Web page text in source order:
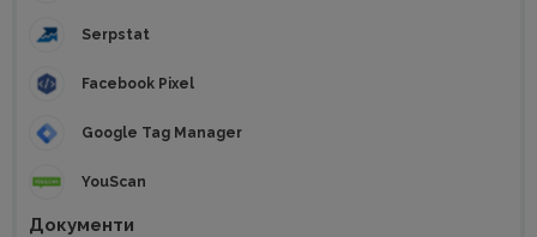
Serpstat
Facebook Pixel
Google Tag Manager
YouScan
Документи